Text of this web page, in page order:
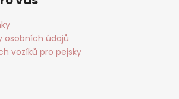
osobních údajů
vozíků pro pejsky